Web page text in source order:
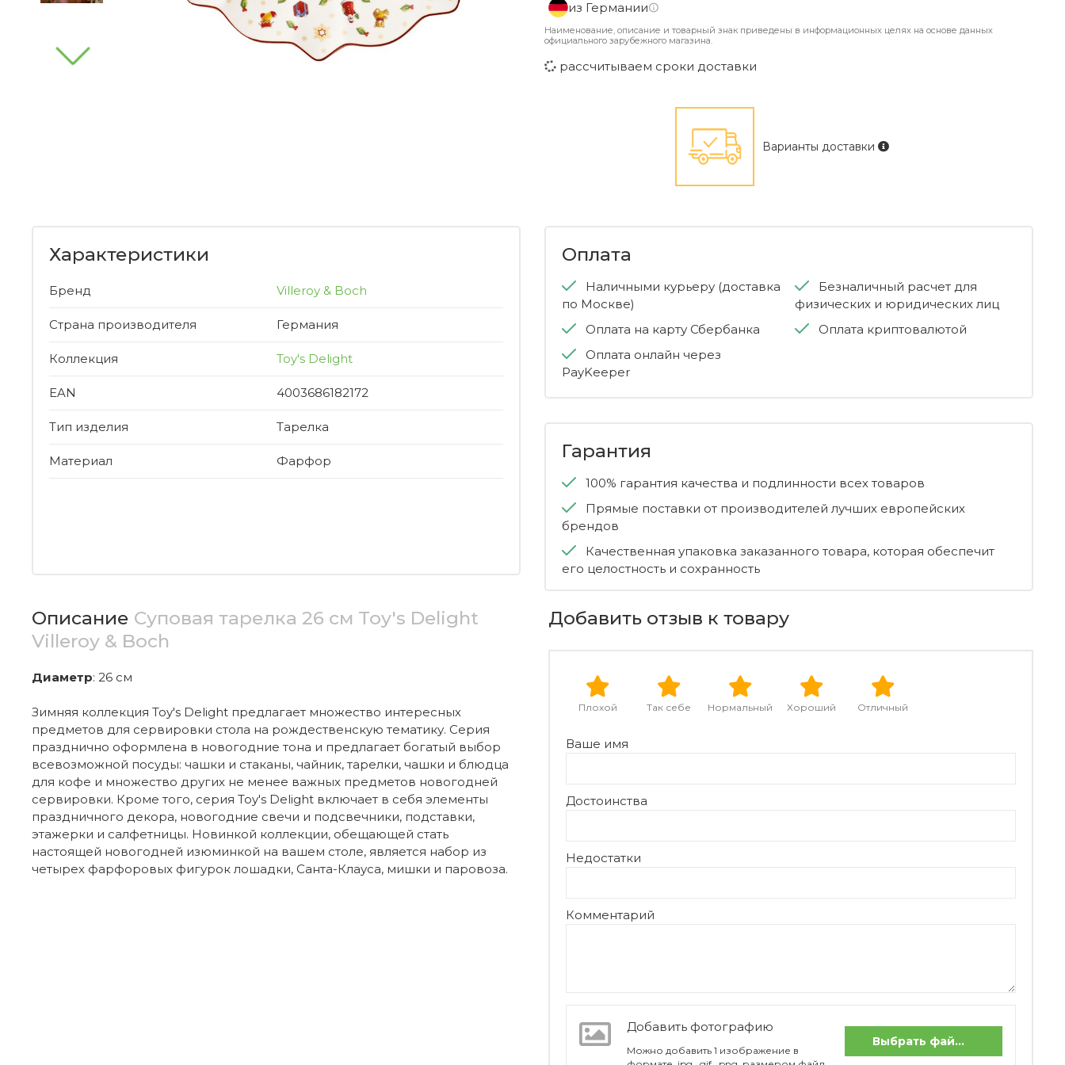
из Германии
Наименование, описание и товарный знак приведены в информационных целях на основе данных
официального зарубежного магазина.
рассчитываем сроки доставки
Варианты доставки
Характеристики
Бренд Villeroy & Boch
Страна производителя Германия
Коллекция Toy's Delight
EAN 4003686182172
Тип изделия Тарелка
Материал Фарфор
Оплата
Наличными курьеру (доставка
по Москве)
Оплата на карту Сбербанка
Оплата онлайн через
PayKeeper
Безналичный расчет для
физических и юридических лиц
Оплата криптовалютой
Гарантия
100% гарантия качества и подлинности всех товаров
Прямые поставки от производителей лучших европейских
брендов
Качественная упаковка заказанного товара, которая обеспечит
его целостность и сохранность
Описание Суповая тарелка 26 см Toy's Delight
Villeroy & Boch
Диаметр: 26 см
Зимняя коллекция Toy's Delight предлагает множество интересных
предметов для сервировки стола на рождественскую тематику. Серия
празднично оформлена в новогодние тона и предлагает богатый выбор
всевозможной посуды: чашки и стаканы, чайник, тарелки, чашки и блюдца
для кофе и множество других не менее важных предметов новогодней
сервировки. Кроме того, серия Toy's Delight включает в себя элементы
праздничного декора, новогодние свечи и подсвечники, подставки,
этажерки и салфетницы. Новинкой коллекции, обещающей стать
настоящей новогодней изюминкой на вашем столе, является набор из
четырех фарфоровых фигурок лошадки, Санта-Клауса, мишки и паровоза.
Добавить отзыв к товару
Отличный
Хороший
Нормальный
Так себе
Плохой
Ваше имя
Достоинства
Недостатки
Комментарий
Добавить фотографию
Можно добавить 1 изображение в
Выбрать файлы